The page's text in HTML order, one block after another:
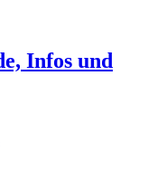
Infos und